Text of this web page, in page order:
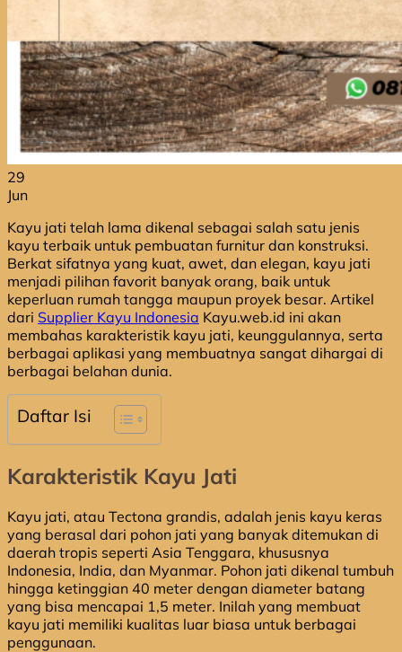
29
Jun
Kayu jati telah lama dikenal sebagai salah satu jenis
kayu terbaik untuk pembuatan furnitur dan konstruksi.
Berkat sifatnya yang kuat, awet, dan elegan, kayu jati
menjadi pilihan favorit banyak orang, baik untuk
keperluan rumah tangga maupun proyek besar. Artikel
dari Supplier Kayu Indonesia Kayu.web.id ini akan
membahas karakteristik kayu jati, keunggulannya, serta
berbagai aplikasi yang membuatnya sangat dihargai di
berbagai belahan dunia.
Daftar Isi
Karakteristik Kayu Jati
Kayu jati, atau Tectona grandis, adalah jenis kayu keras
yang berasal dari pohon jati yang banyak ditemukan di
daerah tropis seperti Asia Tenggara, khususnya
Indonesia, India, dan Myanmar. Pohon jati dikenal tumbuh
hingga ketinggian 40 meter dengan diameter batang
yang bisa mencapai 1,5 meter. Inilah yang membuat
kayu jati memiliki kualitas luar biasa untuk berbagai
penggunaan.